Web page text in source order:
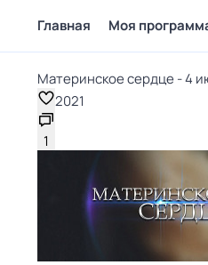
Главная Моя
Материнское сердце - 4
2021
1